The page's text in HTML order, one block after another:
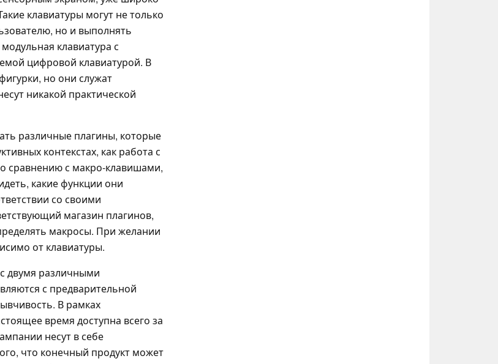
клавиатуры могут не только
но и выполнять
модульная клавиатура с
цифровой клавиатурой. В
но они служат
никакой практической
различные плагины, которые
контекстах, как работа с
сравнению с макро-клавишами,
какие функции они
со своими
магазин плагинов,
макросы. При желании
от клавиатуры.
двумя различными
с предварительной
В рамках
время доступна всего за
несут в себе
что конечный продукт может